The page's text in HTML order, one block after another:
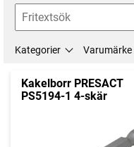
Kategorier Varumärke
Kakelborr PRESACT
PS5194-1 4-skär